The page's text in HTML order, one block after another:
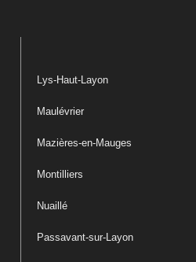
Lys-Haut-Layon
Maulévrier
Mazières-en-Mauges
Montilliers
Nuaillé
Passavant-sur-Layon